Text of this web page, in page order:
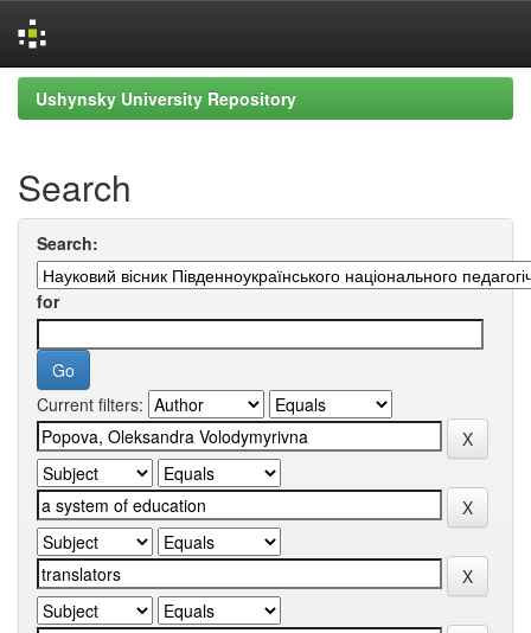
Skip
navigation
Ushynsky University Repository
Search
Search:
for
Current filters: